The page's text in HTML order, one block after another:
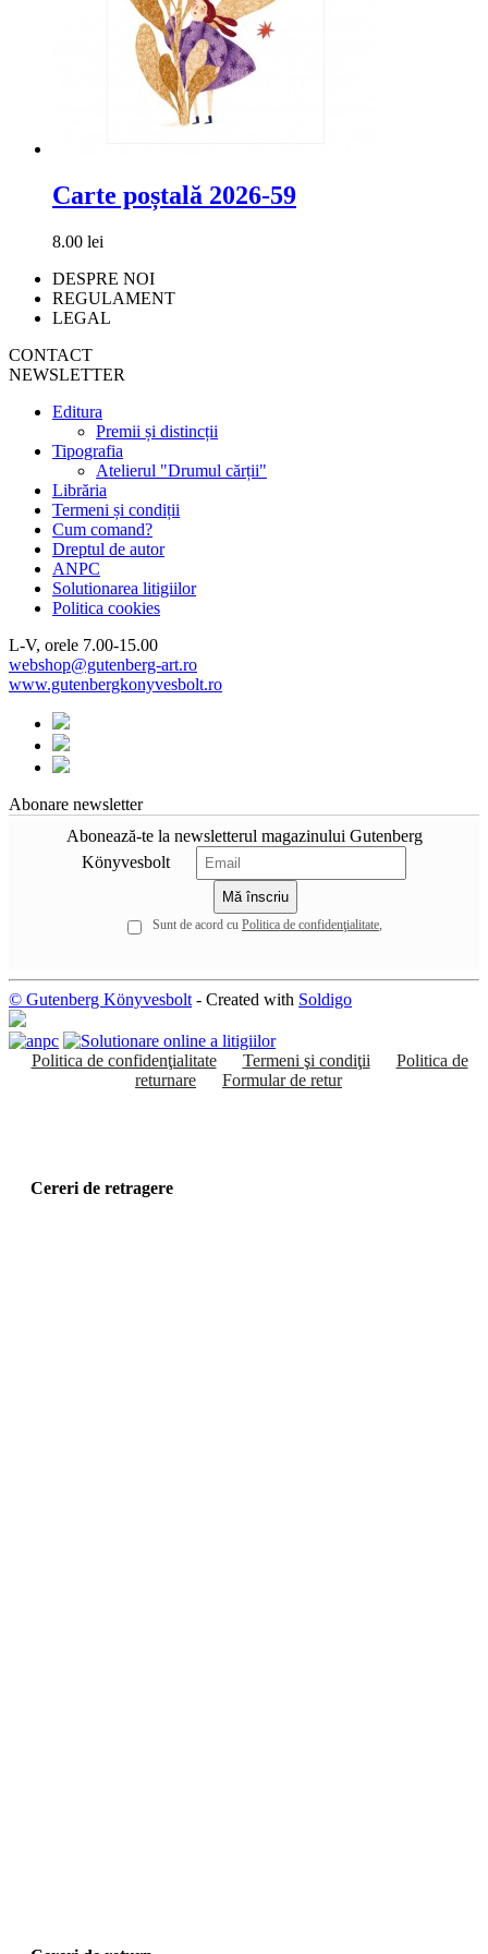
Carte poștală 2026-59
8.00 lei
DESPRE NOI
REGULAMENT
LEGAL
CONTACT
NEWSLETTER
Editura
Premii și distincții
Tipografia
Atelierul "Drumul cărții"
Librăria
Termeni și condiții
Cum comand?
Dreptul de autor
ANPC
Solutionarea litigiilor
Politica cookies
L-V, orele 7.00-15.00
webshop@gutenberg-art.ro
www.gutenbergkonyvesbolt.ro
Abonare newsletter
Abonează-te la newsletterul magazinului Gutenberg
Könyvesbolt
Sunt de acord cu Politica de confidenţialitate
© Gutenberg Könyvesbolt - Created with Soldigo
Politica de confidenţialitate Termeni şi condiţii
Politica de
returnare
Formular de retur
Cereri de retragere